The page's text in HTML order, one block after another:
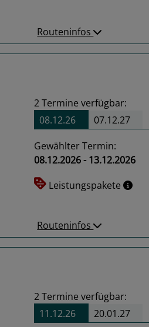
Routeninfos
2Termine verfügbar:
08.12.26
07.12.27
Gewählter Termin:
08.12.2026 - 13.12.2026
Leistungspakete
Routeninfos
2Termine verfügbar:
11.12.26
20.01.27